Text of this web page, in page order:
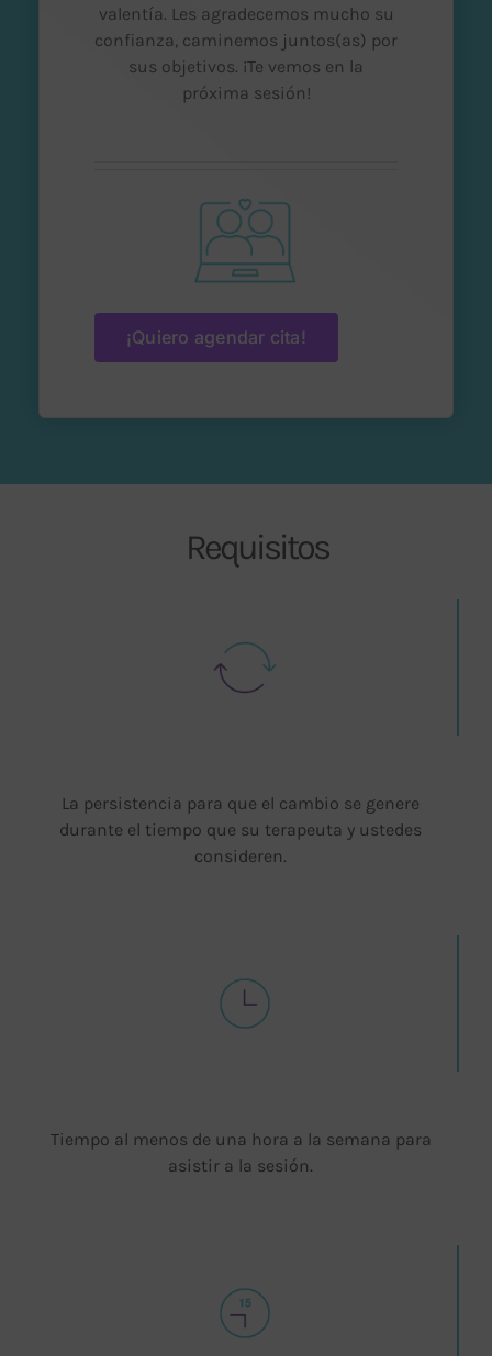
valentía. Les agradecemos mucho su
confianza, caminemos juntos(as) por
sus objetivos. ¡Te vemos en la
próxima sesión!
¡Quiero agendar cita!
Requisitos
La persistencia para que el cambio se genere
durante el tiempo que su terapeuta y ustedes
consideren.
Tiempo al menos de una hora a la semana para
asistir a la sesión.